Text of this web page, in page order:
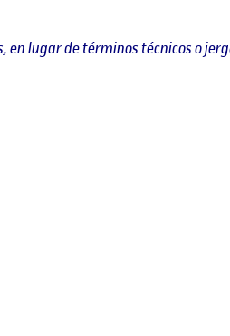
lugar de términos técnicos o